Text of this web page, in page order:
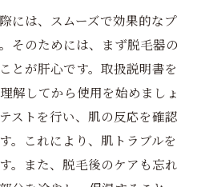
には、スムーズで効果的なプ
そのためには、まず脱毛器の
とが肝心です。取扱説明書を
解してから使用を始めましょ
ストを行い、肌の反応を確認
。これにより、肌トラブルを
。また、脱毛後のケアも忘れ